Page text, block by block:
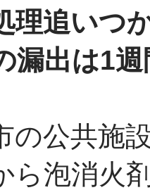
追いつ
漏出は1
公共施
ら泡消火